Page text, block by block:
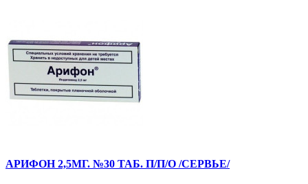
АРИФОН 2,5МГ. №30 ТАБ. П/П/О /СЕРВЬЕ/